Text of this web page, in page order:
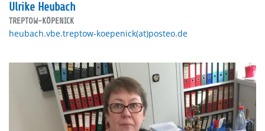
Ulrike Heubach
TREPTOW-KÖPENICK
heubach.vbe.treptow-koepenick(at)posteo.de